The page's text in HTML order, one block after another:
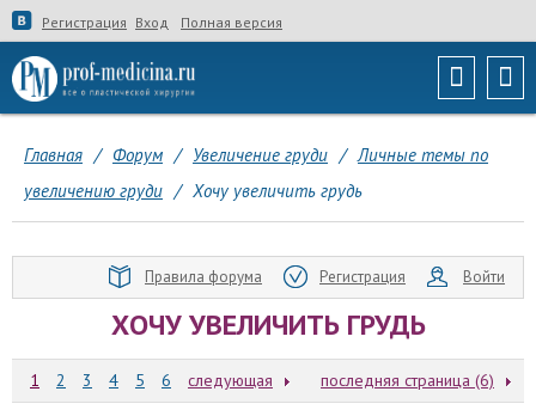
Регистрация Вход Полная версия
Главная / Форум / Увеличение груди / Личные темы по
увеличению груди / Хочу увеличить грудь
Правила форума Регистрация Войти
ХОЧУ УВЕЛИЧИТЬ ГРУДЬ
1 2 3 4 5 6 следующая последняя страница (6)